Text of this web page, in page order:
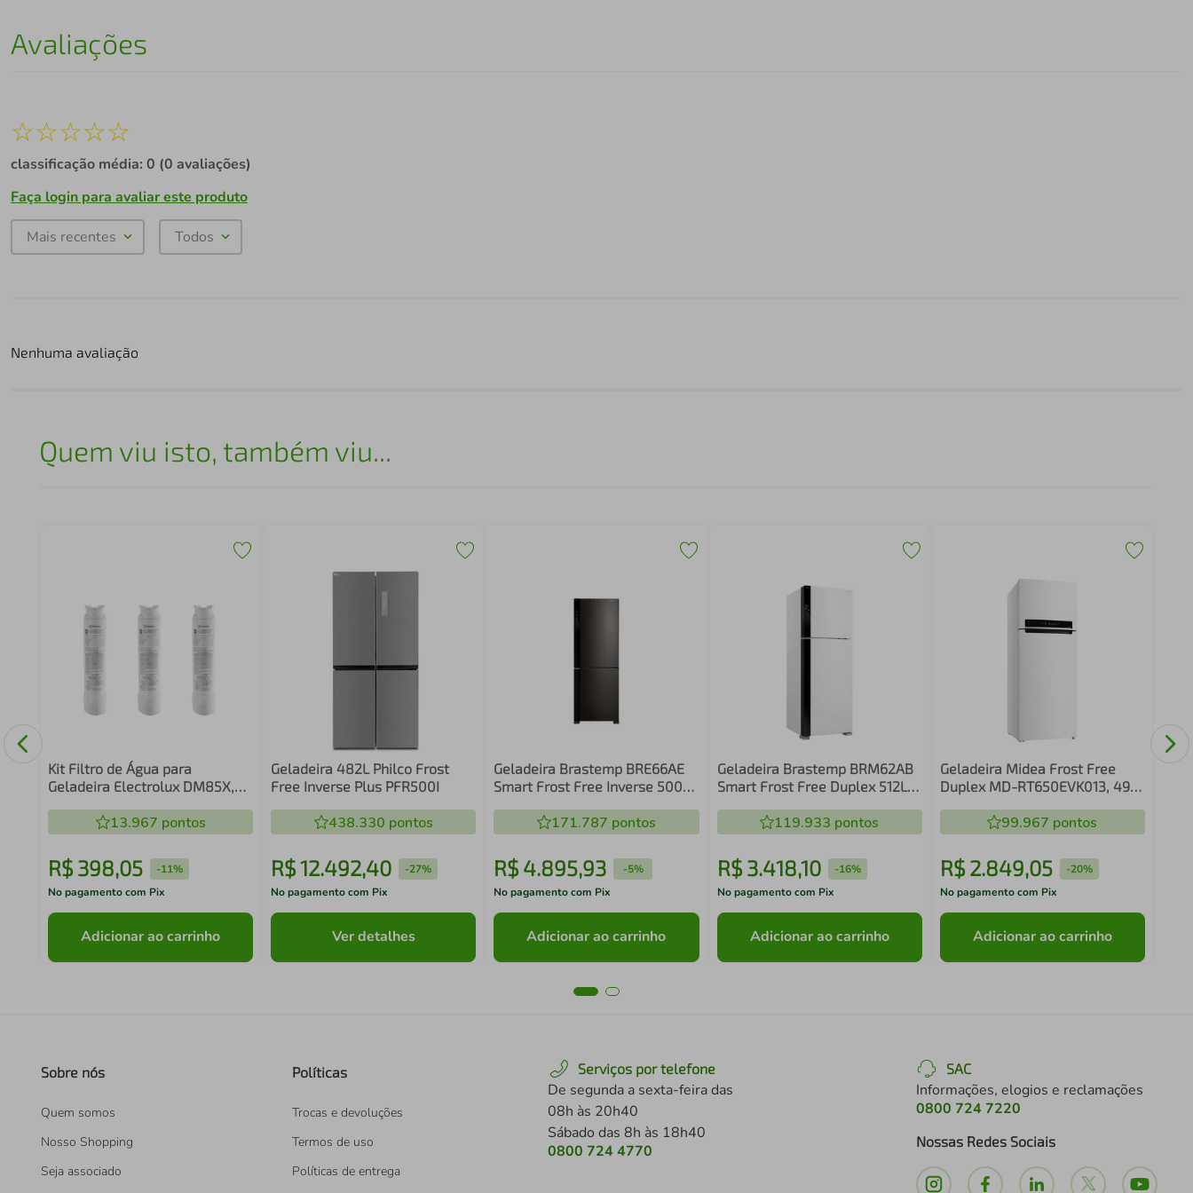
Avaliações
☆☆☆☆☆
classificação média: 0 (0 avaliações)
Faça login para avaliar este produto
Mais recentes Todos
Nenhuma avaliação
Quem viu isto, também viu...
Kit Filtro de Água para
Geladeira Electrolux DM85X,
DM91X, DQ90X, IQ8IS e IQ8IB (3
unidades)
13.967 pontos
R$ 398,05 -11%
No pagamento com Pix
Adicionar ao carrinho
Geladeira 482L Philco Frost
Free Inverse Plus PFR500I
438.330 pontos
R$12.492,40 -27%
No pagamento com Pix
Ver detalhes
Geladeira Brastemp BRE66AE
Smart Frost Free Inverse 500L
171.787 pontos
R$4.895,93 -5%
No pagamento com Pix
Adicionar ao carrinho
Geladeira Brastemp BRM62AB
Smart Frost Free Duplex 512L
119.933 pontos
R$ 3.418,10 -16%
No pagamento com Pix
Adicionar ao carrinho
Geladeira Midea Frost Free
Duplex MD-RT650EVK013, 491
Inverter e Painel touch Flexi-
volt
99.967 pontos
R$ 2.849,05 -20%
No pagamento com Pix
Adicionar ao carrinho
GC-
Sobre nós
Quem somos
Nosso Shopping
Seja associado
Políticas
Trocas e devoluções
Termos de uso
Políticas de entrega
Serviços por telefone
De segunda a sexta-feira das
08h às 20h40
Sábado das 8h às 18h40
0800 724 4770
SAC
Informações, elogios e reclamações
0800 724 7220
Nossas Redes Sociais